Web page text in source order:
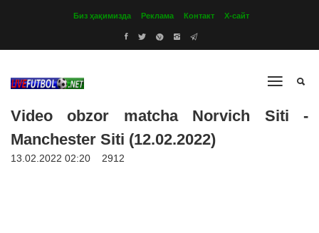
Биз ҳақимизда Реклама Контакт Х-сайт
Video obzor matcha Norvich Siti -
Manchester Siti (12.02.2022)
13.02.2022 02:20 2912